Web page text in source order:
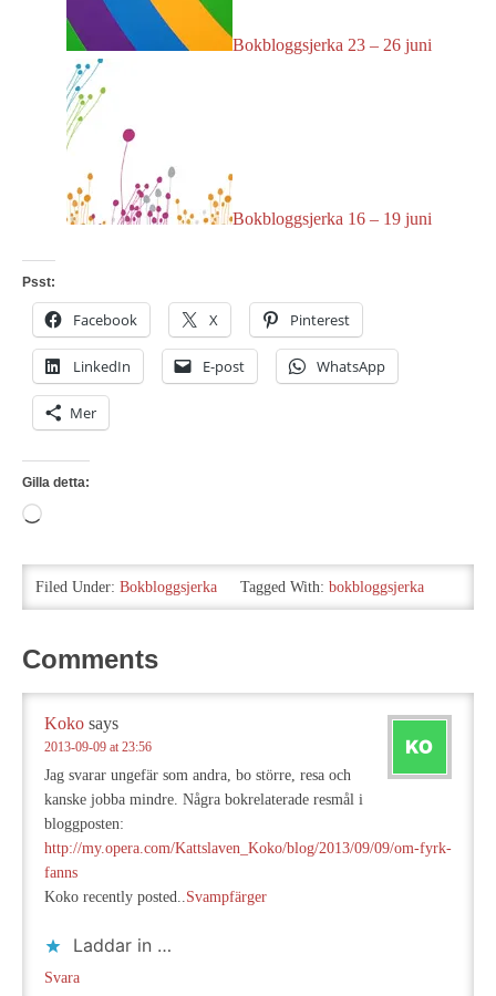
Bokbloggsjerka 23 – 26 juni
Bokbloggsjerka 16 – 19 juni
Psst:
Facebook X Pinterest
LinkedIn E-post WhatsApp
Mer
Gilla detta:
Laddar
…
Filed Under: Bokbloggsjerka Tagged With: bokbloggsjerka
Comments
Koko says
2013-09-09 at 23:56
Jag svarar ungefär som andra, bo större, resa och
kanske jobba mindre. Några bokrelaterade resmål i
bloggposten:
http://my.opera.com/Kattslaven_Koko/blog/2013/09/09/om-fyrk-
fanns
Koko recently posted..Svampfärger
Laddar in …
Svara